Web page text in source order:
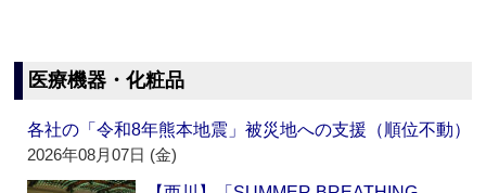
医療機器・化粧品
各社の「令和8年熊本地震」被災地への支援（順位不動）
2026年08月07日 (金)